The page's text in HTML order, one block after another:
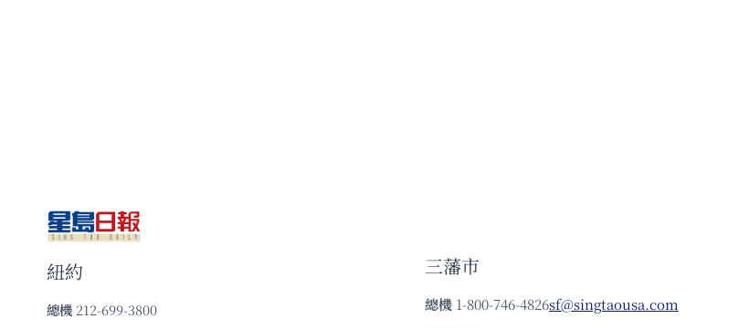
紐約
總機 212-699-3800
三藩市
總機 1-800-746-4826sf@singtaousa.com